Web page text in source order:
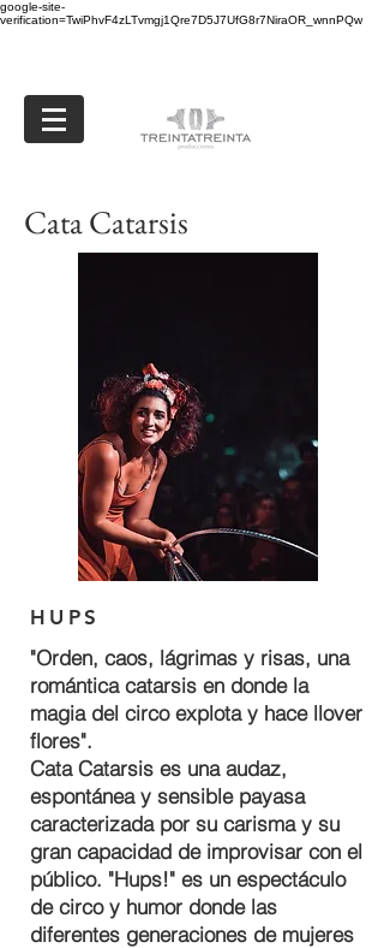
google-site-
verification=TwiPhvF4zLTvmgj1Qre7D5J7UfG8r7NiraOR_wnnPQw
Cata Catarsis
HUPS
"Orden, caos, lágrimas y risas, una
romántica catarsis en donde la
magia del circo explota y hace llover
flores".
Cata Catarsis es una audaz,
espontánea y sensible payasa
caracterizada por su carisma y su
gran capacidad de improvisar con el
público. "Hups!" es un espectáculo
de circo y humor donde las
diferentes generaciones de mujeres